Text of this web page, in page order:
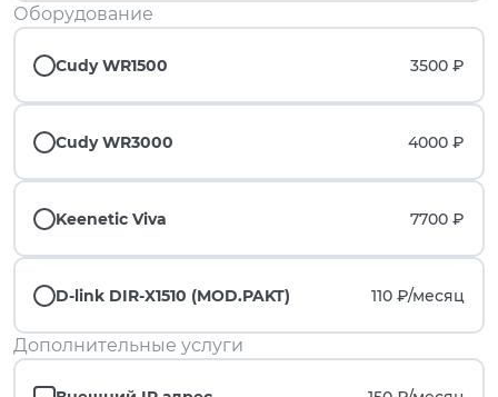
Оборудование
Cudy WR1500 3500 ₽
Cudy WR3000 4000 ₽
Keenetic Viva 7700 ₽
D-link DIR-X1510 (MOD.PAKT) 110 ₽/месяц
Дополнительные услуги